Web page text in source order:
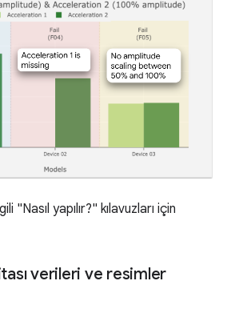
"Nasıl yapılır?" kılavuzları için
verileri ve resimler